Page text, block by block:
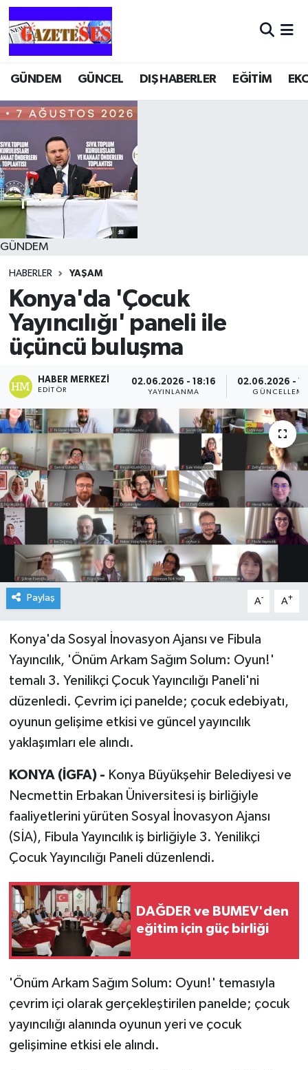
GÜNDEM GÜNCEL DIŞ HABERLER EĞİTİM
GÜNDEM
HABERLER YAŞAM
Konya'da 'Çocuk
Yayıncılığı' paneli ile
üçüncü buluşma
HABER MERKEZI
EDITÖR
02.06.2026 - 18:16
YAYINLANMA
02.06.2026 -
GÜNCELLEME
Paylaş A- A+
Konya'da Sosyal İnovasyon Ajansı ve Fibula
Yayıncılık, 'Önüm Arkam Sağım Solum: Oyun!'
temalı 3. Yenilikçi Çocuk Yayıncılığı Paneli'ni
düzenledi. Çevrim içi panelde; çocuk edebiyatı,
oyunun gelişime etkisi ve güncel yayıncılık
yaklaşımları ele alındı.
KONYA (İGFA) - Konya Büyükşehir Belediyesi ve
Necmettin Erbakan Üniversitesi iş birliğiyle
faaliyetlerini yürüten Sosyal İnovasyon Ajansı
(SİA), Fibula Yayıncılık iş birliğiyle 3. Yenilikçi
Çocuk Yayıncılığı Paneli düzenlendi.
DAĞDER ve BUMEV'den
eğitim için güç birliği
'Önüm Arkam Sağım Solum: Oyun!' temasıyla
çevrim içi olarak gerçekleştirilen panelde; çocuk
yayıncılığı alanında oyunun yeri ve çocuk
gelişimine etkisi ele alındı.